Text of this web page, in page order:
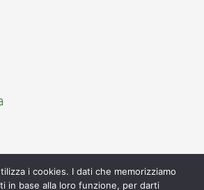
i cookies. I dati che memorizziamo
in base alla loro funzione, per darti